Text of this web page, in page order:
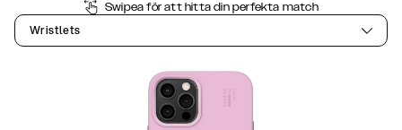
Swipea för att hitta din perfekta match
Wristlets